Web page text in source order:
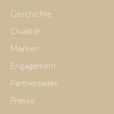
Geschichte
Qualität
Marken
Engagement
Partnerseiten
Presse